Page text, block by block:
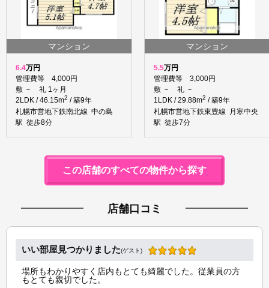
マンション
6.4万円
管理費等 4,000円
敷 － 礼 1ヶ月
2LDK / 46.15m2 / 築9年
札幌市営地下鉄南北線 中の島
駅 徒歩8分
マンション
5.5万円
管理費等 3,000円
敷 － 礼 －
1LDK / 29.88m2 / 築9年
札幌市営地下鉄東豊線 月寒中央
駅 徒歩7分
この店舗のすべての物件から探す
店舗口コミ
いい部屋見つかりました(ゲスト)
場所もわかりやすく店内もとても綺麗でした。従業員の方
もとても親切でした。